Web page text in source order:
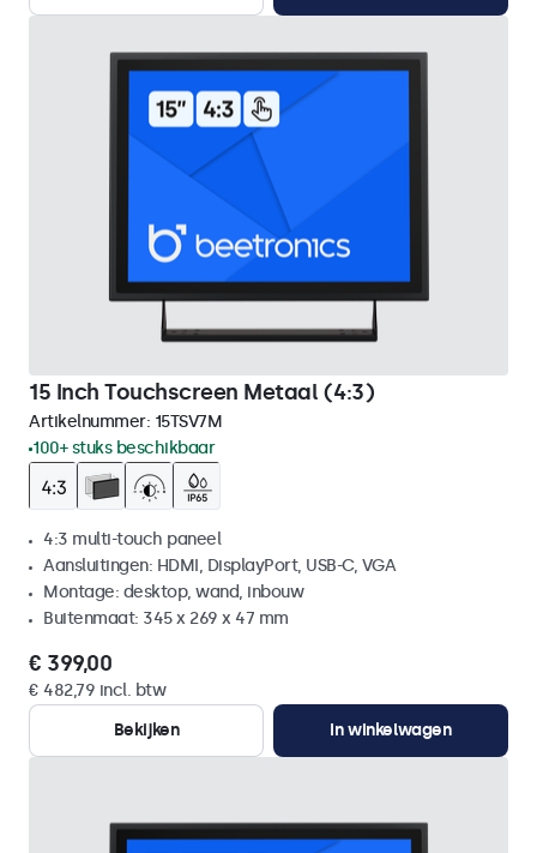
15 Inch Touchscreen Metaal (4:3)
Artikelnummer: 15TSV7M
100+ stuks beschikbaar
4:3 multi-touch paneel
Aansluitingen: HDMI, DisplayPort, USB-C, VGA
Montage: desktop, wand, inbouw
Buitenmaat: 345 x 269 x 47 mm
€ 399,00
€ 482,79 incl. btw
Bekijken
In winkelwagen